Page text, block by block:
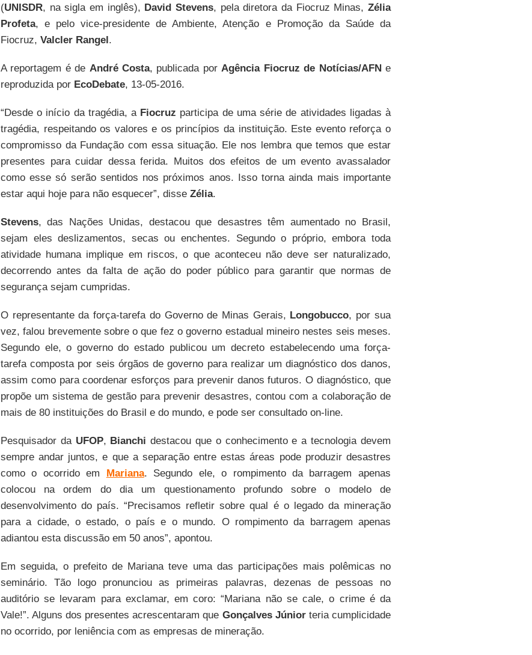
(UNISDR, na sigla em inglês), David Stevens, pela diretora da Fiocruz Minas, Zélia
Profeta, e pelo vice-presidente de Ambiente, Atenção e Promoção da Saúde da
Fiocruz, Valcler Rangel.
A reportagem é de André Costa, publicada porAgência Fiocruz de Notícias/AFNe
reproduzida por EcoDebate, 13-05-2016.
“Desde o início da tragédia, a Fiocruz participa de uma série de atividades ligadas à
tragédia, respeitando os valores e os princípios da instituição. Este evento reforça o
compromisso da Fundação com essa situação. Ele nos lembra que temos que estar
presentes para cuidar dessa ferida. Muitos dos efeitos de um evento avassalador
como esse só serão sentidos nos próximos anos. Isso torna ainda mais importante
estar aqui hoje para não esquecer”, disse Zélia.
Stevens, das Nações Unidas, destacou que desastres têm aumentado no Brasil,
sejam eles deslizamentos, secas ou enchentes. Segundo o próprio, embora toda
atividade humana implique em riscos, o que aconteceu não deve ser naturalizado,
decorrendo antes da falta de ação do poder público para garantir que normas de
segurança sejam cumpridas.
O representante da força-tarefa do Governo de Minas Gerais, Longobucco, por sua
vez, falou brevemente sobre o que fez o governo estadual mineiro nestes seis meses.
Segundo ele, o governo do estado publicou um decreto estabelecendo uma força-
tarefa composta por seis órgãos de governo para realizar um diagnóstico dos danos,
assim como para coordenar esforços para prevenir danos futuros. O diagnóstico, que
propõe um sistema de gestão para prevenir desastres, contou com a colaboração de
mais de 80 instituições do Brasil e do mundo, e pode ser consultado on-line.
Pesquisador da UFOP, Bianchi destacou que o conhecimento e a tecnologia devem
sempre andar juntos, e que a separação entre estas áreas pode produzir desastres
como o ocorrido em Mariana. Segundo ele, o rompimento da barragem apenas
colocou na ordem do dia um questionamento profundo sobre o modelo de
desenvolvimento do país. “Precisamos refletir sobre qual é o legado da mineração
para a cidade, o estado, o país e o mundo. O rompimento da barragem apenas
adiantou esta discussão em 50 anos”, apontou.
Em seguida, o prefeito de Mariana teve uma das participações mais polêmicas no
seminário. Tão logo pronunciou as primeiras palavras, dezenas de pessoas no
auditório se levaram para exclamar, em coro: “Mariana não se cale, o crime é da
Vale!”. Alguns dos presentes acrescentaram que Gonçalves Júniorteria cumplicidade
no ocorrido, por leniência com as empresas de mineração.